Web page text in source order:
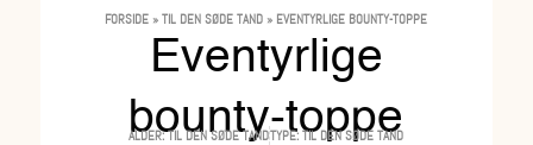
FORSIDE »TIL DEN SØDE TAND » EVENTYRLIGE BOUNTY-TOPPE
Eventyrlige
bounty-toppe
ALDER:TIL DEN SØDE TANDTYPE:TIL DEN SØDE TAND